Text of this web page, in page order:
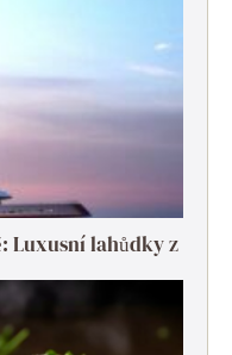
Luxusní lahůdky z